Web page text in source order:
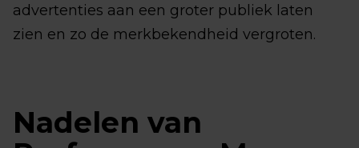
advertenties aan een groter publiek laten
zien en zo de merkbekendheid vergroten.
Nadelen van